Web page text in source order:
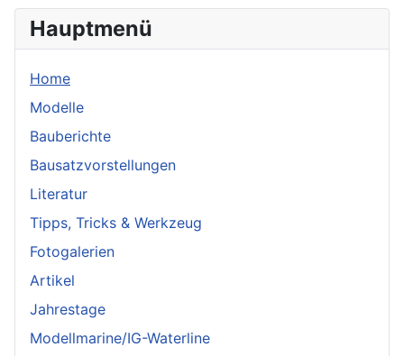
Hauptmenü
Home
Modelle
Bauberichte
Bausatzvorstellungen
Literatur
Tipps, Tricks & Werkzeug
Fotogalerien
Artikel
Jahrestage
Modellmarine/IG-Waterline